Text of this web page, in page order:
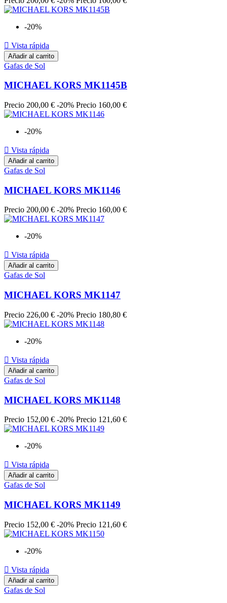
-20%
 Vista rápida
Añadir al carrito
Gafas de Sol
MICHAEL KORS MK1145B
Precio 200,00 € -20% Precio 160,00 €
-20%
 Vista rápida
Añadir al carrito
Gafas de Sol
MICHAEL KORS MK1146
Precio 200,00 € -20% Precio 160,00 €
-20%
 Vista rápida
Añadir al carrito
Gafas de Sol
MICHAEL KORS MK1147
Precio 226,00 € -20% Precio 180,80 €
-20%
 Vista rápida
Añadir al carrito
Gafas de Sol
MICHAEL KORS MK1148
Precio 152,00 € -20% Precio 121,60 €
-20%
 Vista rápida
Añadir al carrito
Gafas de Sol
MICHAEL KORS MK1149
Precio 152,00 € -20% Precio 121,60 €
-20%
 Vista rápida
Añadir al carrito
Gafas de Sol